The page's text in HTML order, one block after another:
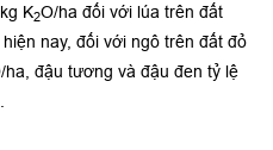
K2O/ha đối với lúa trên đất
nay, đối với ngô trên đất đỏ
ha, đậu tương và đậu đen tỷ lệ